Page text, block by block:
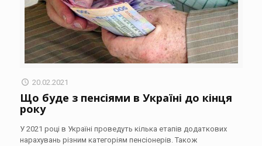
20.02.2021
Що буде з пенсіями в Україні до кінця
року
У 2021 році в Україні проведуть кілька етапів додаткових
нарахувань різним категоріям пенсіонерів. Також